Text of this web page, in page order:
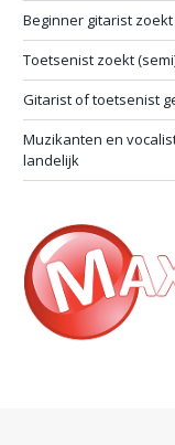
Beginner gitarist
Toetsenist zoekt
Gitarist of toetsenist
Muzikanten en
landelijk